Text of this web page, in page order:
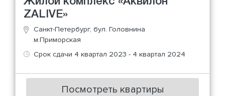
ZALIVE»
Санкт-Петербург, бул. Головнина
м.Приморская
Срок сдачи 4 квартал 2023 - 4 квартал 2024
Посмотреть квартиры